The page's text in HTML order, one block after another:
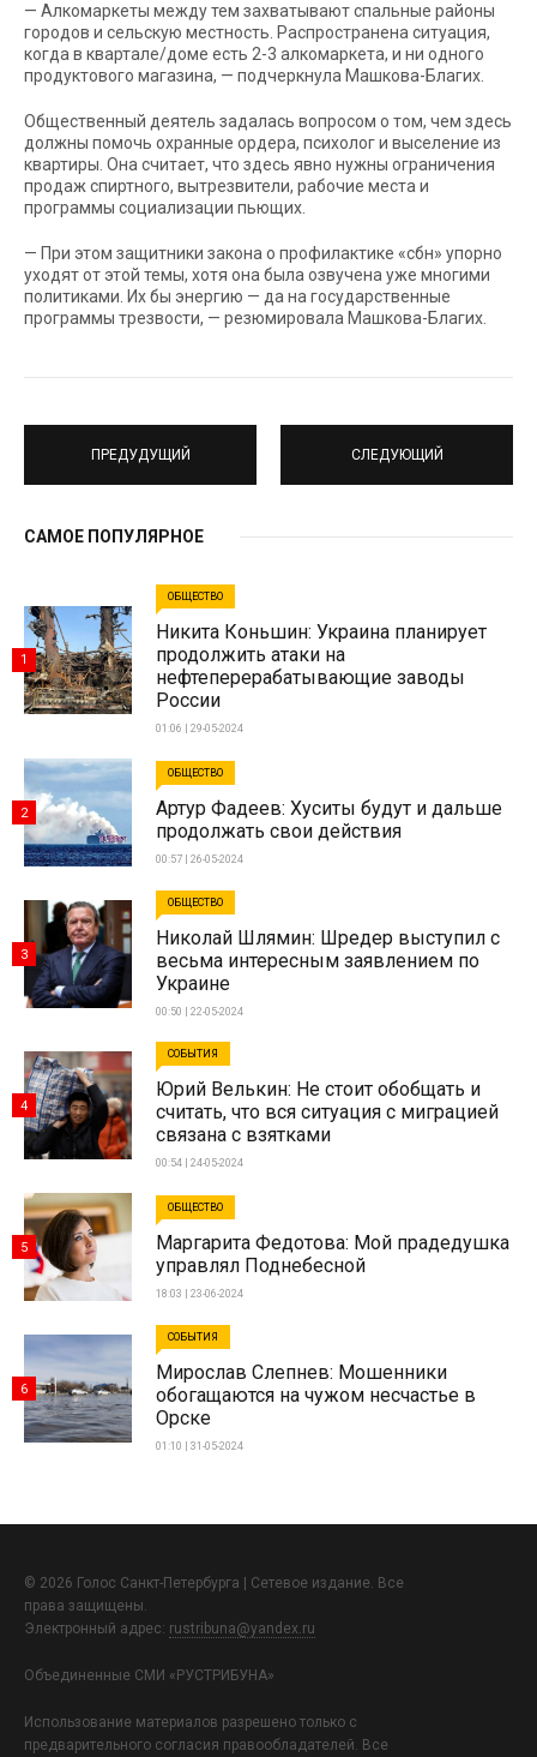
— Алкомаркеты между тем захватывают спальные районы
городов и сельскую местность. Распространена ситуация,
когда в квартале/доме есть 2-3 алкомаркета, и ни одного
продуктового магазина, — подчеркнула Машкова-Благих.
Общественный деятель задалась вопросом о том, чем здесь
должны помочь охранные ордера, психолог и выселение из
квартиры. Она считает, что здесь явно нужны ограничения
продаж спиртного, вытрезвители, рабочие места и
программы социализации пьющих.
— При этом защитники закона о профилактике «сбн» упорно
уходят от этой темы, хотя она была озвучена уже многими
политиками. Их бы энергию — да на государственные
программы трезвости, — резюмировала Машкова-Благих.
ПРЕДУДУЩИЙ СЛЕДУЮЩИЙ
САМОЕ ПОПУЛЯРНОЕ
ОБЩЕСТВО
Никита Коньшин: Украина планирует
продолжить атаки на
нефтеперерабатывающие заводы
России
01:06 | 29-05-2024
1
ОБЩЕСТВО
Артур Фадеев: Хуситы будут и дальше
продолжать свои действия
00:57 | 26-05-2024
2
ОБЩЕСТВО
Николай Шлямин: Шредер выступил с
весьма интересным заявлением по
Украине
00:50 | 22-05-2024
3
СОБЫТИЯ
Юрий Велькин: Не стоит обобщать и
считать, что вся ситуация с миграцией
связана с взятками
00:54 | 24-05-2024
4
ОБЩЕСТВО
Маргарита Федотова: Мой прадедушка
управлял Поднебесной
18:03 | 23-06-2024
5
СОБЫТИЯ
Мирослав Слепнев: Мошенники
обогащаются на чужом несчастье в
Орске
01:10 | 31-05-2024
6
© 2026 Голос Санкт-Петербурга | Сетевое издание. Все
права защищены.
Электронный адрес: rustribuna@yandex.ru
Объединенные СМИ «РУСТРИБУНА»
Использование материалов разрешено только с
предварительного согласия правообладателей. Все